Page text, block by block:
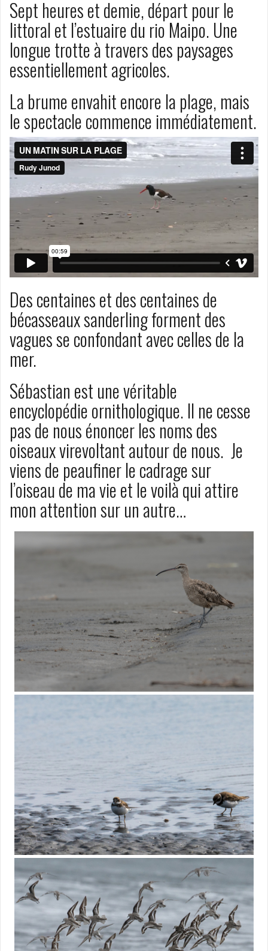
Sept heures et demie, départ pour le
littoral et l’estuaire du rio Maipo. Une
longue trotte à travers des paysages
essentiellement agricoles.
La brume envahit encore la plage, mais
le spectacle commence immédiatement.
Des centaines et des centaines de
bécasseaux sanderling forment des
vagues se confondant avec celles de la
mer.
Sébastian est une véritable
encyclopédie ornithologique. Il ne cesse
pas de nous énoncer les noms des
oiseaux virevoltant autour de nous. Je
viens de peaufiner le cadrage sur
l’oiseau de ma vie et le voilà qui attire
mon attention sur un autre…